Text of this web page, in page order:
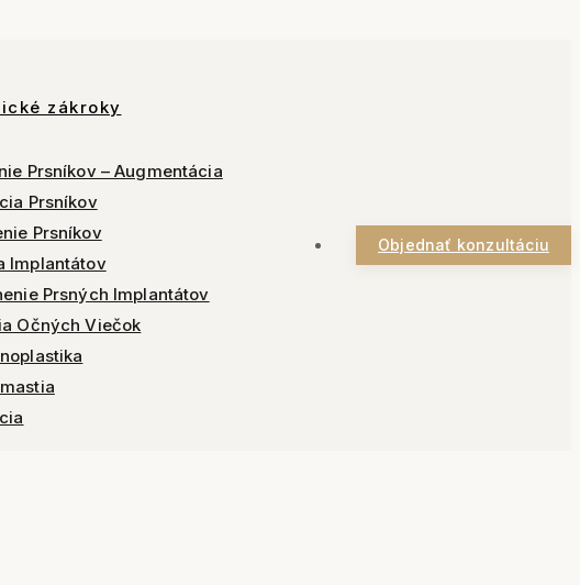
zákroky
Prsníkov – Augmentácia
Prsníkov
Prsníkov
Implantátov
Prsných Implantátov
Očných Viečok
Objednať konzultáciu